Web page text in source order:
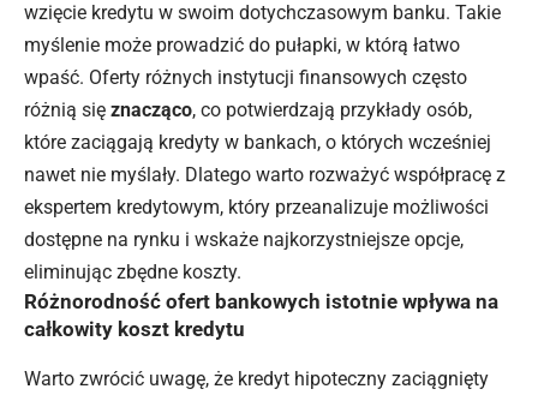
wzięcie kredytu w swoim dotychczasowym banku. Takie
myślenie może prowadzić do pułapki, w którą łatwo
wpaść. Oferty różnych instytucji finansowych często
różnią się znacząco, co potwierdzają przykłady osób,
które zaciągają kredyty w bankach, o których wcześniej
nawet nie myślały. Dlatego warto rozważyć współpracę z
ekspertem kredytowym, który przeanalizuje możliwości
dostępne na rynku i wskaże najkorzystniejsze opcje,
eliminując zbędne koszty.
Różnorodność ofert bankowych istotnie wpływa na
całkowity koszt kredytu
Warto zwrócić uwagę, że kredyt hipoteczny zaciągnięty